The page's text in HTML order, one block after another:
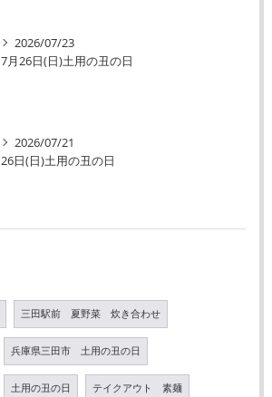
2026/07/23
7月26日(日)土用の丑の日
2026/07/21
26日(日)土用の丑の日
三田駅前 夏野菜 炊き合わせ
兵庫県三田市 土用の丑の日
土用の丑の日 テイクアウト 素麺